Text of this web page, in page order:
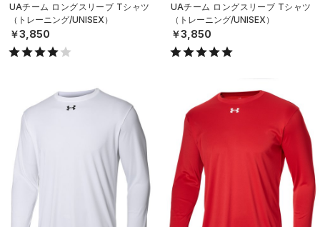
UAチーム ロングスリーブ Tシャツ
（トレーニング/UNISEX）
￥3,850
UAチーム ロングスリーブ Tシャツ
（トレーニング/UNISEX）
￥3,850